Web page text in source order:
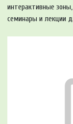
интерактивные
семинары и лекции